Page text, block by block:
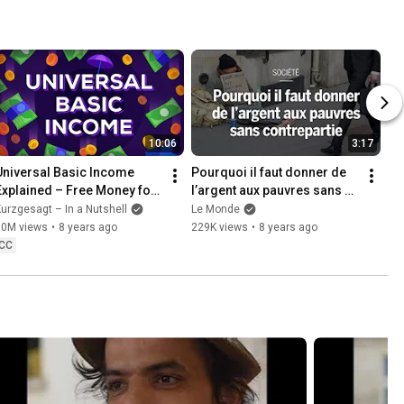
10:06
Basic Income
– Free Money for
UBI
– In a Nutshell
views • 8 years ago
3:17
Pourquoi il faut donner de
l’argent aux pauvres sans
contrepartie
Le Monde
229K views • 8 years ago